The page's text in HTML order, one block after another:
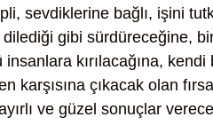
sevdiklerine bağlı, işini
gibi sürdüreceğine,
kırılacağına,
karşısına çıkacak olan
ve güzel sonuçlar